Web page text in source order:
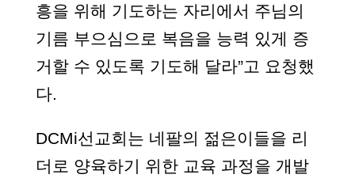
흥을 위해 기도하는 자리에서 주님의
기름 부으심으로 복음을 능력 있게 증
거할 수 있도록 기도해 달라”고 요청했
다.
DCMi선교회는 네팔의 젊은이들을 리
더로 양육하기 위한 교육 과정을 개발